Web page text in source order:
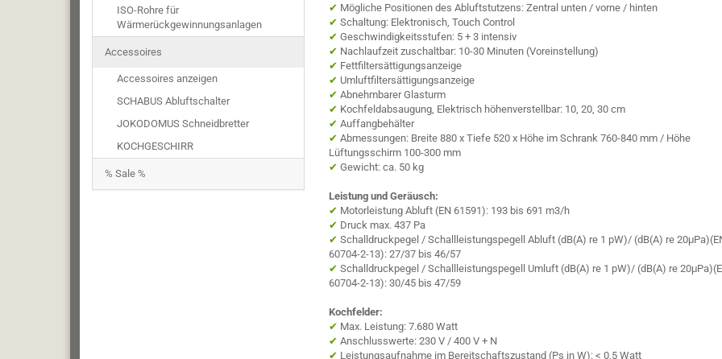
✔ Mögliche Positionen des Abluftstutzens: Zentral unten / vorne / hinten
✔ Schaltung: Elektronisch, Touch Control
✔ Geschwindigkeitsstufen: 5 + 3 intensiv
✔ Nachlaufzeit zuschaltbar: 10-30 Minuten (Voreinstellung)
✔ Fettfiltersättigungsanzeige
✔ Umluftfiltersättigungsanzeige
✔ Abnehmbarer Glasturm
✔ Kochfeldabsaugung, Elektrisch höhenverstellbar: 10, 20, 30 cm
✔ Auffangbehälter
✔ Abmessungen: Breite 880 x Tiefe 520 x Höhe im Schrank 760-840 mm / Höhe
Lüftungsschirm 100-300 mm
✔ Gewicht: ca. 50 kg
Leistung und Geräusch:
✔ Motorleistung Abluft (EN 61591): 193 bis 691 m3/h
✔ Druck max. 437 Pa
✔ Schalldruckpegel / Schallleistungspegell Abluft (dB(A) re 1 pW)/ (dB(A) re
60704-2-13): 27/37 bis 46/57
✔ Schalldruckpegel / Schallleistungspegell Umluft (dB(A) re 1 pW)/ (dB(A) re
60704-2-13): 30/45 bis 47/59
Kochfelder:
✔ Max. Leistung: 7.680 Watt
✔ Anschlusswerte: 230 V / 400 V + N
✔ Leistungsaufnahme im Bereitschaftszustand (Ps in W): < 0,5 Watt
ISO-Rohre für
Wärmerückgewinnungsanlagen
Accessoires
Accessoires anzeigen
SCHABUS Abluftschalter
JOKODOMUS Schneidbretter
KOCHGESCHIRR
% Sale %